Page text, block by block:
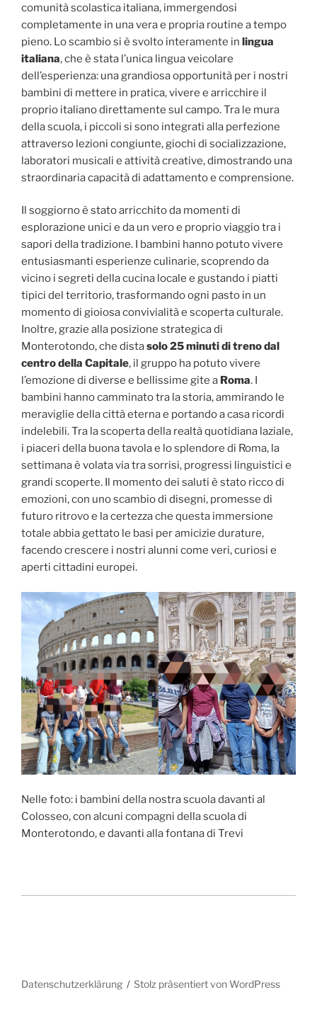
comunità scolastica italiana, immergendosi
completamente in una vera e propria routine a tempo
pieno. Lo scambio si è svolto interamente in lingua
italiana, che è stata l’unica lingua veicolare
dell’esperienza: una grandiosa opportunità per i nostri
bambini di mettere in pratica, vivere e arricchire il
proprio italiano direttamente sul campo. Tra le mura
della scuola, i piccoli si sono integrati alla perfezione
attraverso lezioni congiunte, giochi di socializzazione,
laboratori musicali e attività creative, dimostrando una
straordinaria capacità di adattamento e comprensione.
Il soggiorno è stato arricchito da momenti di
esplorazione unici e da un vero e proprio viaggio tra i
sapori della tradizione. I bambini hanno potuto vivere
entusiasmanti esperienze culinarie, scoprendo da
vicino i segreti della cucina locale e gustando i piatti
tipici del territorio, trasformando ogni pasto in un
momento di gioiosa convivialità e scoperta culturale.
Inoltre, grazie alla posizione strategica di
Monterotondo, che distasolo 25 minuti di treno dal
centro della Capitale, il gruppo ha potuto vivere
l’emozione di diverse e bellissime gite a Roma. I
bambini hanno camminato tra la storia, ammirando le
meraviglie della città eterna e portando a casa ricordi
indelebili. Tra la scoperta della realtà quotidiana laziale,
i piaceri della buona tavola e lo splendore di Roma, la
settimana è volata via tra sorrisi, progressi linguistici e
grandi scoperte. Il momento dei saluti è stato ricco di
emozioni, con uno scambio di disegni, promesse di
futuro ritrovo e la certezza che questa immersione
totale abbia gettato le basi per amicizie durature,
facendo crescere i nostri alunni come veri, curiosi e
aperti cittadini europei.
Nelle foto: i bambini della nostra scuola davanti al
Colosseo, con alcuni compagni della scuola di
Monterotondo, e davanti alla fontana di Trevi
Datenschutzerklärung Stolz präsentiert von WordPress